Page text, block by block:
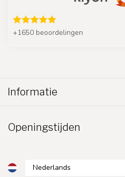
+1650 beoordelingen
Informatie
Openingstijden